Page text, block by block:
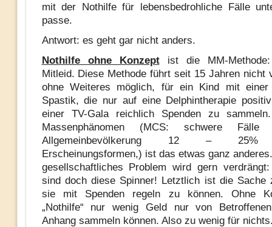
mit der Nothilfe für lebensbedrohliche Fälle
passe.
Antwort: es geht gar nicht anders.
Nothilfe ohne Konzeptist die MM-
Mitleid. Diese Methode führt seit 15 Jahren nicht
ohne Weiteres möglich, für ein Kind mit einer
Spastik, die nur auf eine Delphintherapie
einer TV-Gala reichlich Spenden zu
Massenphänomen (MCS: schwere
Allgemeinbevölkerung 12 – 25%
Erscheinungsformen,) ist das etwas ganz
gesellschaftliches Problem wird gern
sind doch diese Spinner! Letztlich ist die Sache
sie mit Spenden regeln zu können. Ohne
„Nothilfe“ nur wenig Geld nur von
Anhang sammeln können. Also zu wenig für